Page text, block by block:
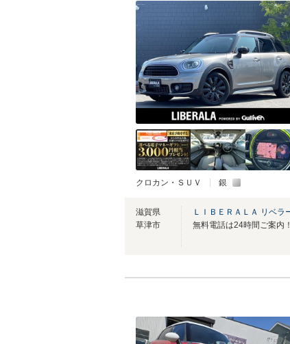
クロカン・ＳＵＶ 銀
滋賀県
草津市
ＬＩＢＥＲＡＬＡ リベラ